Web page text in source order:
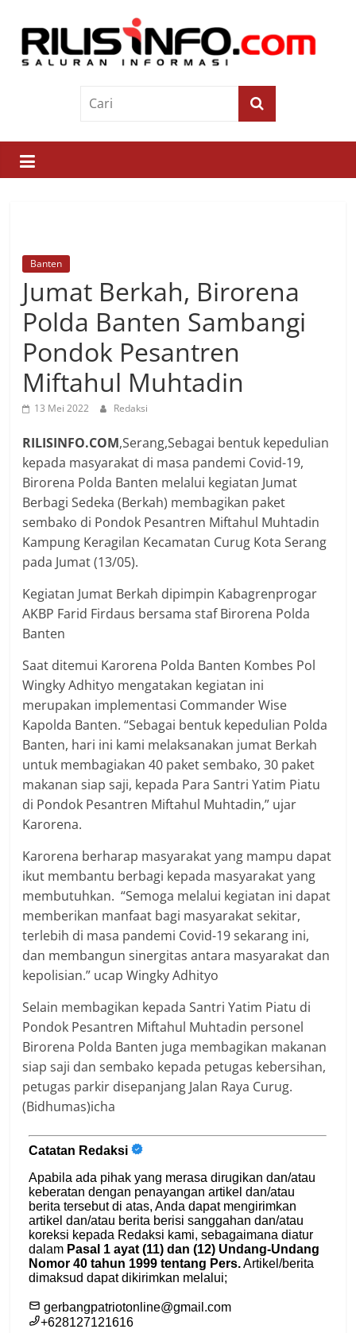
contentRilis
Saluran
Informasi
Banten
Jumat Berkah, Birorena
Polda Banten Sambangi
Pondok Pesantren
Miftahul Muhtadin
13 Mei 2022 Redaksi
RILISINFO.COM,Serang,Sebagai bentuk kepedulian
kepada masyarakat di masa pandemi Covid-19,
Birorena Polda Banten melalui kegiatan Jumat
Berbagi Sedeka (Berkah) membagikan paket
sembako di Pondok Pesantren Miftahul Muhtadin
Kampung Keragilan Kecamatan Curug Kota Serang
pada Jumat (13/05).
Kegiatan Jumat Berkah dipimpin Kabagrenprogar
AKBP Farid Firdaus bersama staf Birorena Polda
Banten
Saat ditemui Karorena Polda Banten Kombes Pol
Wingky Adhityo mengatakan kegiatan ini
merupakan implementasi Commander Wise
Kapolda Banten. “Sebagai bentuk kepedulian Polda
Banten, hari ini kami melaksanakan jumat Berkah
untuk membagiakan 40 paket sembako, 30 paket
makanan siap saji, kepada Para Santri Yatim Piatu
di Pondok Pesantren Miftahul Muhtadin,” ujar
Karorena.
Karorena berharap masyarakat yang mampu dapat
ikut membantu berbagi kepada masyarakat yang
membutuhkan. “Semoga melalui kegiatan ini dapat
memberikan manfaat bagi masyarakat sekitar,
terlebih di masa pandemi Covid-19 sekarang ini,
dan membangun sinergitas antara masyarakat dan
kepolisian.” ucap Wingky Adhityo
Selain membagikan kepada Santri Yatim Piatu di
Pondok Pesantren Miftahul Muhtadin personel
Birorena Polda Banten juga membagikan makanan
siap saji dan sembako kepada petugas kebersihan,
petugas parkir disepanjang Jalan Raya Curug.
(Bidhumas)icha